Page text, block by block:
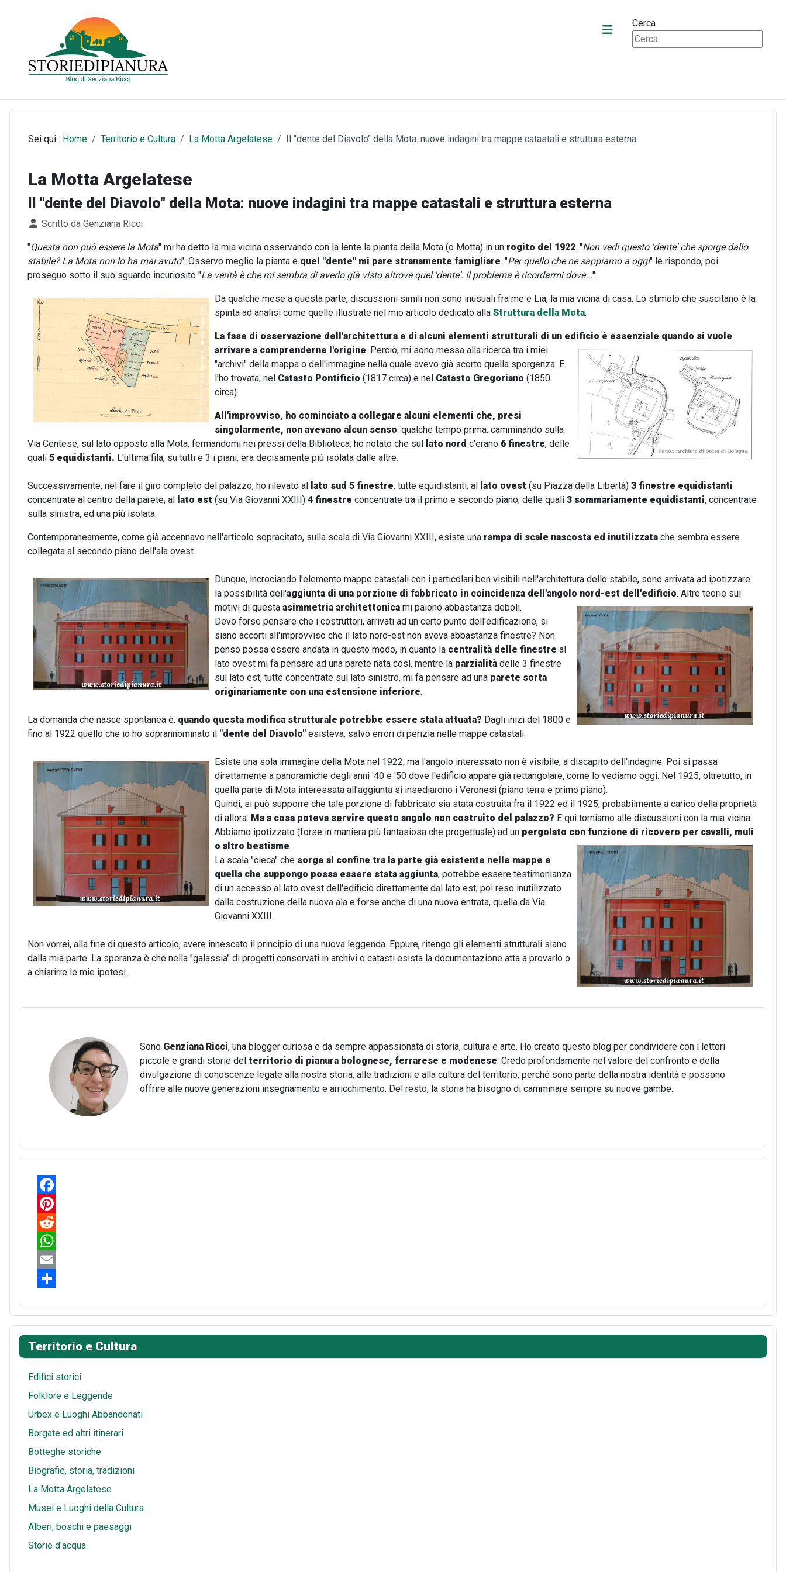
Cerca
Sei qui: Home Territorio e Cultura La Motta Argelatese Il "dente del Diavolo" della Mota: nuove indagini tra mappe catastali e struttura esterna
La Motta Argelatese
Il "dente del Diavolo" della Mota: nuove indagini tra mappe catastali e struttura esterna
Dettagli
Scritto da Genziana Ricci
"Questa non può essere la Mota" mi ha detto la mia vicina osservando con la lente la pianta della Mota (o Motta) in un rogito del 1922. "Non vedi questo 'dente' che sporge dallo
stabile? La Mota non lo ha mai avuto". Osservo meglio la pianta e quel "dente" mi pare stranamente famigliare. "Per quello che ne sappiamo a oggi" le rispondo, poi
proseguo sotto il suo sguardo incuriosito "La verità è che mi sembra di averlo già visto altrove quel 'dente'. Il problema è ricordarmi dove...".
Da qualche mese a questa parte, discussioni simili non sono inusuali fra me e Lia, la mia vicina di casa. Lo stimolo che suscitano è la
spinta ad analisi come quelle illustrate nel mio articolo dedicato alla Struttura della Mota.
La fase di osservazione dell'architettura e di alcuni elementi strutturali di un edificio è essenziale quando si vuole
arrivare a comprenderne l'origine. Perciò, mi sono messa alla ricerca tra i miei
"archivi" della mappa o dell'immagine nella quale avevo già scorto quella sporgenza. E
l'ho trovata, nel Catasto Pontificio (1817 circa) e nel Catasto Gregoriano (1850
circa).
All'improvviso, ho cominciato a collegare alcuni elementi che, presi
singolarmente, non avevano alcun senso: qualche tempo prima, camminando sulla
Via Centese, sul lato opposto alla Mota, fermandomi nei pressi della Biblioteca, ho notato che sul lato nord c'erano 6 finestre, delle
quali 5 equidistanti. L'ultima fila, su tutti e 3 i piani, era decisamente più isolata dalle altre.
Successivamente, nel fare il giro completo del palazzo, ho rilevato al lato sud 5 finestre, tutte equidistanti; al lato ovest (su Piazza della Libertà) 3 finestre equidistanti
concentrate al centro della parete; al lato est (su Via Giovanni XXIII) 4 finestre concentrate tra il primo e secondo piano, delle quali 3 sommariamente equidistanti, concentrate
sulla sinistra, ed una più isolata.
Contemporaneamente, come già accennavo nell'articolo sopracitato, sulla scala di Via Giovanni XXIII, esiste una rampa di scale nascosta ed inutilizzata che sembra essere
collegata al secondo piano dell'ala ovest.
Dunque, incrociando l'elemento mappe catastali con i particolari ben visibili nell'architettura dello stabile, sono arrivata ad ipotizzare
la possibilità dell'aggiunta di una porzione di fabbricato in coincidenza dell'angolo nord-est dell'edificio. Altre teorie sui
motivi di questa asimmetria architettonica mi paiono abbastanza deboli.
Devo forse pensare che i costruttori, arrivati ad un certo punto dell'edificazione, si
siano accorti all'improvviso che il lato nord-est non aveva abbastanza finestre? Non
penso possa essere andata in questo modo, in quanto la centralità delle finestre al
lato ovest mi fa pensare ad una parete nata così, mentre la parzialità delle 3 finestre
sul lato est, tutte concentrate sul lato sinistro, mi fa pensare ad una parete sorta
originariamente con una estensione inferiore.
La domanda che nasce spontanea è: quando questa modifica strutturale potrebbe essere stata attuata? Dagli inizi del 1800 e
fino al 1922 quello che io ho soprannominato il "dente del Diavolo" esisteva, salvo errori di perizia nelle mappe catastali.
Esiste una sola immagine della Mota nel 1922, ma l'angolo interessato non è visibile, a discapito dell'indagine. Poi si passa
direttamente a panoramiche degli anni '40 e '50 dove l'edificio appare già rettangolare, come lo vediamo oggi. Nel 1925, oltretutto, in
quella parte di Mota interessata all'aggiunta si insediarono i Veronesi (piano terra e primo piano).
Quindi, si può supporre che tale porzione di fabbricato sia stata costruita fra il 1922 ed il 1925, probabilmente a carico della proprietà
di allora. Ma a cosa poteva servire questo angolo non costruito del palazzo? E qui torniamo alle discussioni con la mia vicina.
Abbiamo ipotizzato (forse in maniera più fantasiosa che progettuale) ad un pergolato con funzione di ricovero per cavalli, muli
o altro bestiame.
La scala "cieca" che sorge al confine tra la parte già esistente nelle mappe e
quella che suppongo possa essere stata aggiunta, potrebbe essere testimonianza
di un accesso al lato ovest dell'edificio direttamente dal lato est, poi reso inutilizzato
dalla costruzione della nuova ala e forse anche di una nuova entrata, quella da Via
Giovanni XXIII.
Non vorrei, alla fine di questo articolo, avere innescato il principio di una nuova leggenda. Eppure, ritengo gli elementi strutturali siano
dalla mia parte. La speranza è che nella "galassia" di progetti conservati in archivi o catasti esista la documentazione atta a provarlo o
a chiarirre le mie ipotesi.
Sono Genziana Ricci, una blogger curiosa e da sempre appassionata di storia, cultura e arte. Ho creato questo blog per condividere con i lettori
piccole e grandi storie del territorio di pianura bolognese, ferrarese e modenese. Credo profondamente nel valore del confronto e della
divulgazione di conoscenze legate alla nostra storia, alle tradizioni e alla cultura del territorio, perché sono parte della nostra identità e possono
offrire alle nuove generazioni insegnamento e arricchimento. Del resto, la storia ha bisogno di camminare sempre su nuove gambe.
F
a
c
e
b
o
k
P
n
r
e
s
t
R
e
d
i
t
W
h
t
s
A
p
p
E
a
i
l
h
a
r
e
Territorio e Cultura
Edifici storici
Folklore e Leggende
Urbex e Luoghi Abbandonati
Borgate ed altri itinerari
Botteghe storiche
Biografie, storia, tradizioni
La Motta Argelatese
Musei e Luoghi della Cultura
Alberi, boschi e paesaggi
Storie d'acqua